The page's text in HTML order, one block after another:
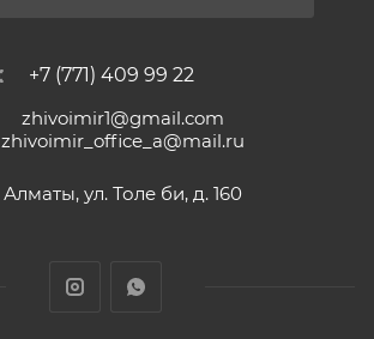
+7 (771) 409 99 22
zhivoimir1@gmail.com
zhivoimir_office_a@mail.ru
Алматы, ул. Толе би, д. 160